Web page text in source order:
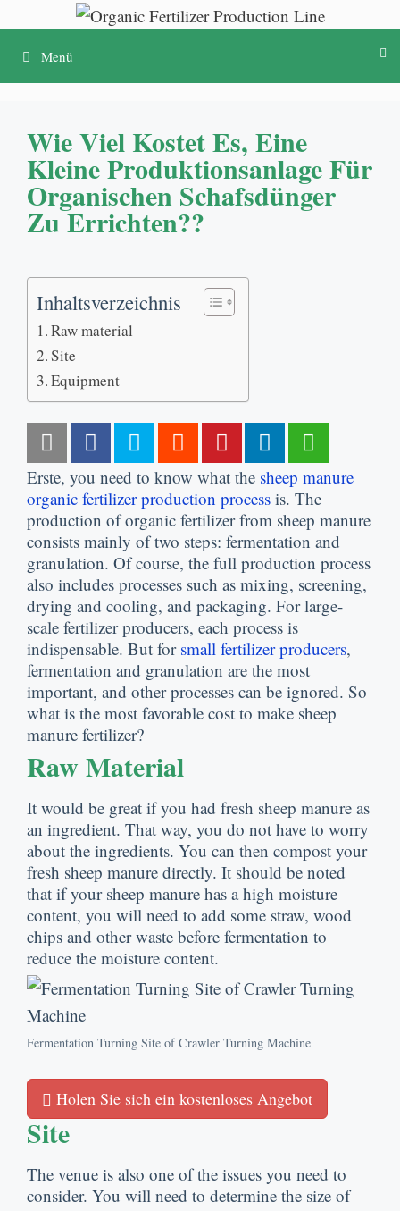
springenMenü
Wie Viel Kostet Es, Eine
Kleine Produktionsanlage Für
Organischen Schafsdünger
Zu Errichten??
Inhaltsverzeichnis
Raw material
Site
Equipment
Erste, you need to know what the sheep manure
organic fertilizer production process is. The
production of organic fertilizer from sheep manure
consists mainly of two steps: fermentation and
granulation. Of course, the full production process
also includes processes such as mixing, screening,
drying and cooling, and packaging. For large-
scale fertilizer producers, each process is
indispensable. But for small fertilizer producers,
fermentation and granulation are the most
important, and other processes can be ignored. So
what is the most favorable cost to make sheep
manure fertilizer?
Raw Material
It would be great if you had fresh sheep manure as
an ingredient. That way, you do not have to worry
about the ingredients. You can then compost your
fresh sheep manure directly. It should be noted
that if your sheep manure has a high moisture
content, you will need to add some straw, wood
chips and other waste before fermentation to
reduce the moisture content.
Fermentation Turning Site of Crawler Turning Machine
Holen Sie sich ein kostenloses Angebot
Site
The venue is also one of the issues you need to
consider. You will need to determine the size of